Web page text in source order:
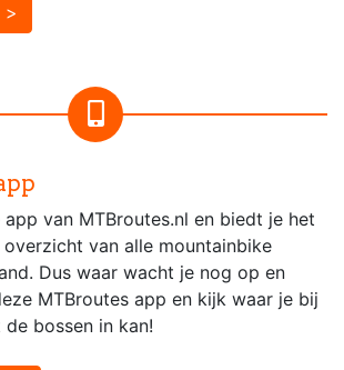
>
van MTBroutes.nl en biedt je het
van alle mountainbike
Dus waar wacht je nog op en
MTBroutes app en kijk waar je bij
bossen in kan!